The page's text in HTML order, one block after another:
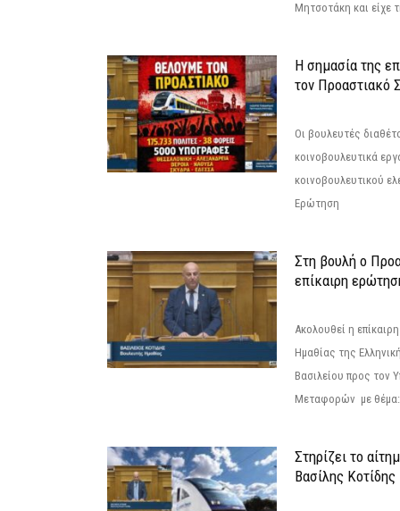
Μητσοτάκη και είχε
Η σημασία της
τον Προαστιακό
Οι βουλευτές
κοινοβουλευτικά
κοινοβουλευτικού
Ερώτηση
Στη βουλή ο
επίκαιρη
Ακολουθεί η
Ημαθίας της
Βασιλείου προς τον
Μεταφορών με θέμα:
Στηρίζει το
Βασίλης Κοτίδης